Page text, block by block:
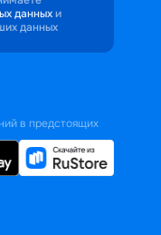
данных и
данных
в предстоящих